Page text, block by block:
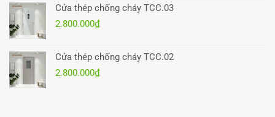
Cửa thép chống cháy TCC.03
2.800.000₫
Cửa thép chống cháy TCC.02
2.800.000₫